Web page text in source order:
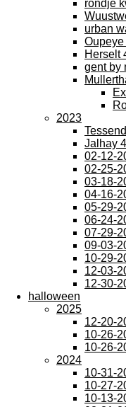
rondje
urban
Herselt
gent by
2023
Jalhay
02-12-
02-25-
03-18-
04-16-
05-29-
06-24-
07-29-
09-03-
10-29-
12-03-
12-30-
halloween
2025
12-20-
10-26-
10-26-
2024
10-31-
10-27-
10-13-